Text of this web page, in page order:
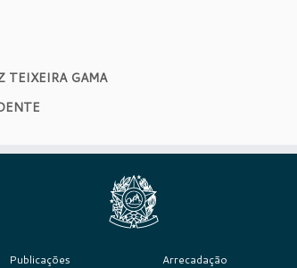
TEIXEIRA GAMA
Publicações Arrecadação